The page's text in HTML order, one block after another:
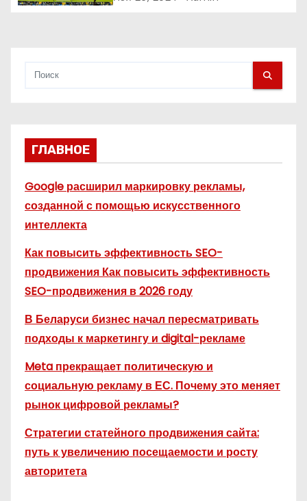
ГЛАВНОЕ
Google расширил маркировку рекламы,
созданной с помощью искусственного
интеллекта
Как повысить эффективность SEO-
продвижения Как повысить эффективность
SEO-продвижения в 2026 году
В Беларуси бизнес начал пересматривать
подходы к маркетингу и digital-рекламе
Meta прекращает политическую и
социальную рекламу в ЕС. Почему это меняет
рынок цифровой рекламы?
Стратегии статейного продвижения сайта:
путь к увеличению посещаемости и росту
авторитета